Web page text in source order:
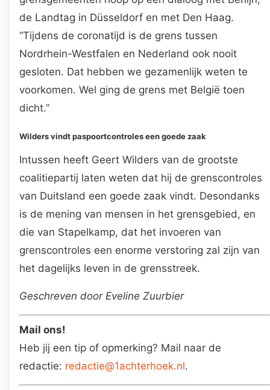
de Landtag in Düsseldorf en met Den Haag.
“Tijdens de coronatijd is de grens tussen
Nordrhein-Westfalen en Nederland ook nooit
gesloten. Dat hebben we gezamenlijk weten te
voorkomen. Wel ging de grens met België toen
dicht.”
Wilders vindt paspoortcontroles een goede zaak
Intussen heeft Geert Wilders van de grootste
coalitiepartij laten weten dat hij de grenscontroles
van Duitsland een goede zaak vindt. Desondanks
is de mening van mensen in het grensgebied, en
die van Stapelkamp, dat het invoeren van
grenscontroles een enorme verstoring zal zijn van
het dagelijks leven in de grensstreek.
Geschreven door Eveline Zuurbier
Mail ons!
Heb jij een tip of opmerking? Mail naar de
redactie: redactie@1achterhoek.nl.